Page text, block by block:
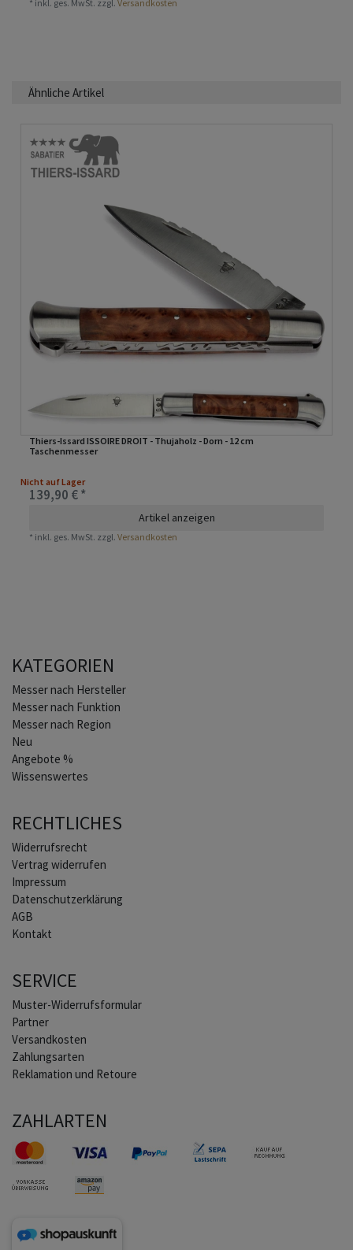
* inkl. ges. MwSt. zzgl.Versandkosten
Ähnliche Artikel
Thiers-Issard ISSOIRE DROIT - Thujaholz - Dorn - 12 cm
Taschenmesser
Nicht auf Lager
139,90 € *
Artikel anzeigen
* inkl. ges. MwSt. zzgl.Versandkosten
KATEGORIEN
Home
Messer nach Hersteller
Messer nach Funktion
Messer nach Region
Neu
Angebote %
Wissenswertes
RECHTLICHES
Widerrufs­recht
Vertrag widerrufen
Impressum
Daten­schutz­erklärung
AGB
Kontakt
SERVICE
Muster-Widerrufsformular
Partner
Versandkosten
Zahlungsarten
Reklamation und Retoure
ZAHLARTEN